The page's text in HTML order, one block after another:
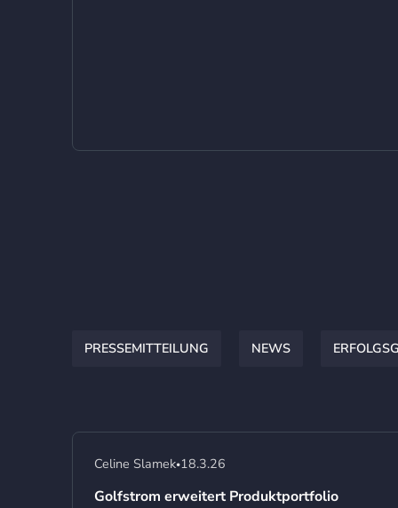
PRESSEMITTEILUNG NEWS
Celine Slamek•18.3.26
Golfstrom erweitert Produktportfolio